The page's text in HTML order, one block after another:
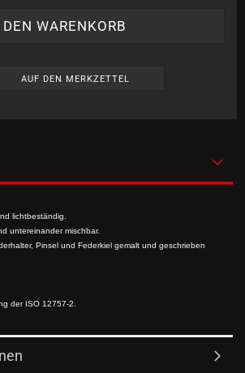
AUF DEN MERKZETTEL
lichtbeständig.
untereinander mischbar.
Pinsel und Federkiel gemalt und geschrieben
der ISO 12757-2.